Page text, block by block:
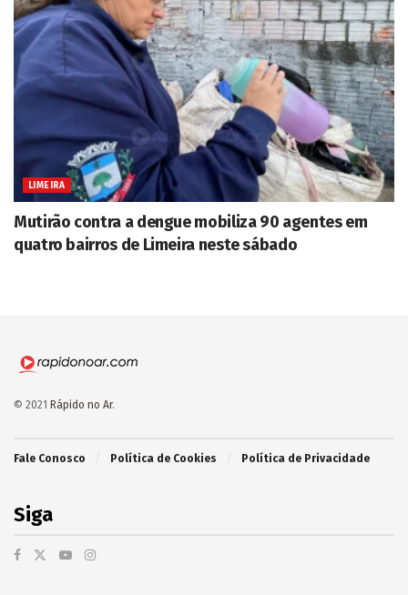
LIMEIRA
Mutirão contra a dengue mobiliza 90 agentes em
quatro bairros de Limeira neste sábado
© 2021 Rápido no Ar.
Fale Conosco Política de Cookies Política de Privacidade
Siga